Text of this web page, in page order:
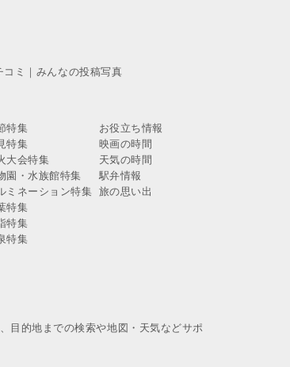
ミ ｜ みんなの投稿写真
特集
特集
大会特集
園・水族館特集
ミネーション特集
特集
特集
特集
お役立ち情報
映画の時間
天気の時間
駅弁情報
旅の思い出
目的地までの検索や地図・天気などサポ